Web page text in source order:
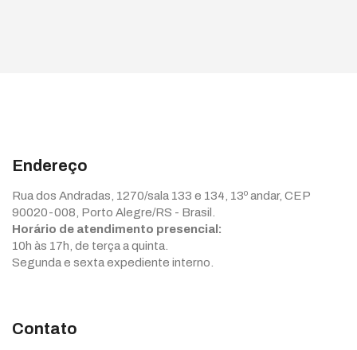
Endereço
Rua dos Andradas, 1270/sala 133 e 134, 13º andar, CEP
90020-008, Porto Alegre/RS - Brasil.
Horário de atendimento presencial:
10h às 17h, de terça a quinta.
Segunda e sexta expediente interno.
Contato